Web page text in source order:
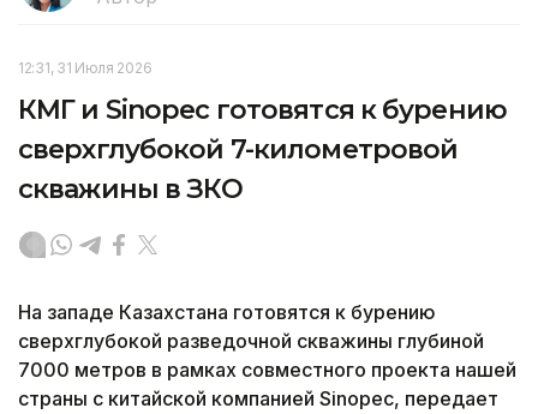
12:31, 31 Июля 2026
КМГ и Sinopec готовятся к бурению
сверхглубокой 7-километровой
скважины в ЗКО
На западе Казахстана готовятся к бурению
сверхглубокой разведочной скважины глубиной
7000 метров в рамках совместного проекта нашей
страны с китайской компанией Sinopec, передает